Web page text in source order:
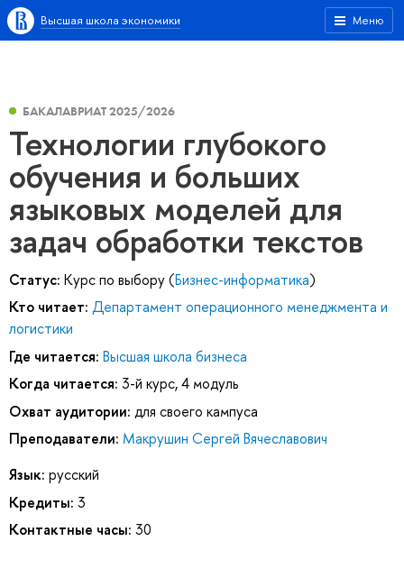
Меню
Высшая школа экономики
БАКАЛАВРИАТ 2025/2026
Технологии глубокого
обучения и больших
языковых моделей для
задач обработки текстов
Статус: Курс по выбору (Бизнес-информатика)
Кто читает: Департамент операционного менеджмента и
логистики
Где читается: Высшая школа бизнеса
Когда читается: 3-й курс, 4 модуль
Охват аудитории: для своего кампуса
Преподаватели: Макрушин Сергей Вячеславович
Язык: русский
Кредиты: 3
Контактные часы: 30